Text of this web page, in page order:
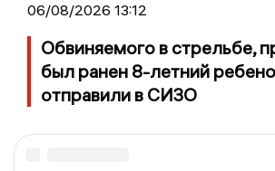
06/08/2026 13:12
Обвиняемого в стрельбе,
был ранен 8-летний
отправили в СИЗО